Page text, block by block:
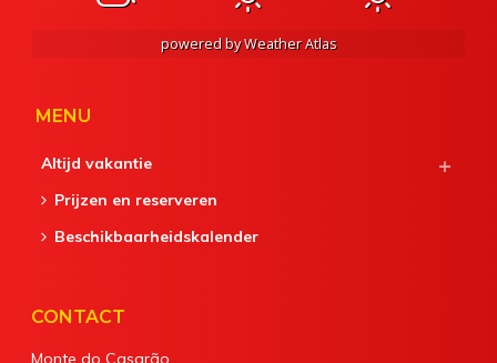
powered byWeather Atlas
MENU
Altijd vakantie
Prijzen en reserveren
Beschikbaarheidskalender
CONTACT
Monte do Casarão